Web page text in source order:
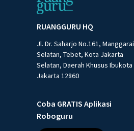
RUANGGURU HQ
Jl. Dr. Saharjo No.161, Manggarai
Selatan, Tebet, Kota Jakarta
Selatan, Daerah Khusus Ibukota
Jakarta 12860
Coba GRATIS Aplikasi
Roboguru